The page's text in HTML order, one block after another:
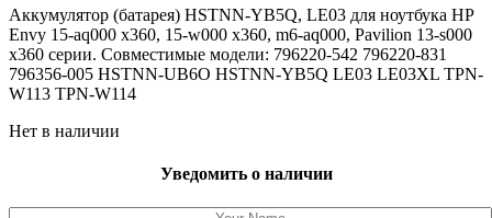
составляла
3,948.00₽.
3,619.00₽.
Аккумулятор (батарея) HSTNN-YB5Q, LE03 для ноутбука HP
Envy 15-aq000 x360, 15-w000 x360, m6-aq000, Pavilion 13-s000
x360 серии. Совместимые модели: 796220-542 796220-831
796356-005 HSTNN-UB6O HSTNN-YB5Q LE03 LE03XL TPN-
W113 TPN-W114
Нет в наличии
Уведомить о наличии